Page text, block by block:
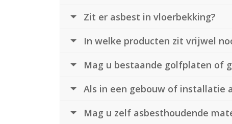
Zit er asbest in vloerbekking?
In welke producten zit vrijwel
Mag u bestaande golfplaten of
Als in een gebouw of installatie
Mag u zelf asbesthoudende